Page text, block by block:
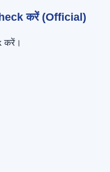
करें (Official)
करें।